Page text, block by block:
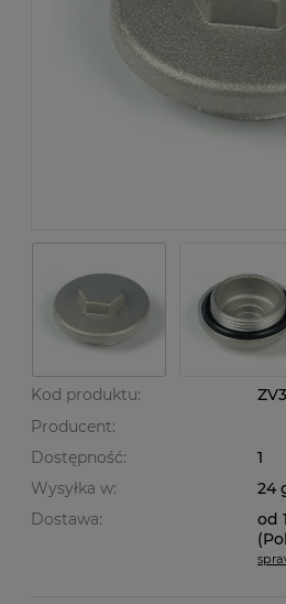
Kod produktu:
Producent:
Dostępność:
1
Wysyłka w:
24
Dostawa:
od
Cena nie zawiera